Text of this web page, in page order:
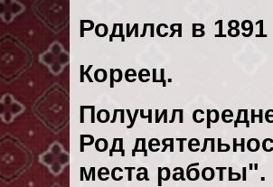
Родился в
Кореец.
Получил
Род
места